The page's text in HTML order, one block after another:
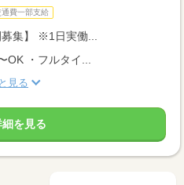
通費一部支給
集】 ※1日実働...
OK ・フルタイ...
見る
を見る